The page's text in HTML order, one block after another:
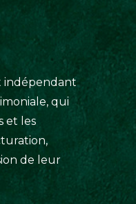
indépendant
qui
et les
de leur